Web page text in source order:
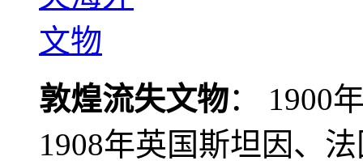
敦煌流失文物： 1900
1908年英国斯坦因、